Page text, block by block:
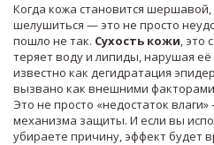
Когда кожа становится
шелушиться — это не просто
пошло не так. Сухость кожи, это
теряет воду и липиды, нарушая
известно как дегидратация
вызвано как внешними
Это не просто «недостаток
механизма защиты. И если вы
убираете причину, эффект будет